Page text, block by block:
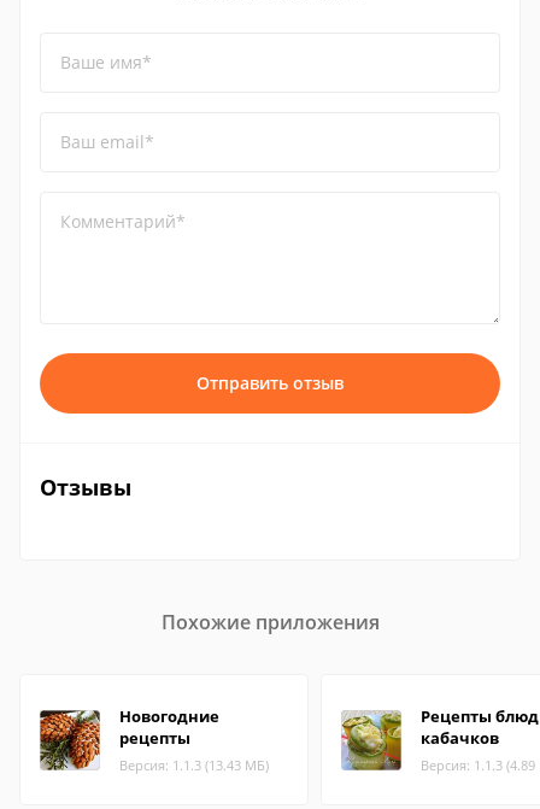
Ваше имя*
Ваш email*
Комментарий*
Отправить отзыв
Отзывы
Похожие приложения
Новогодние
рецепты
Версия: 1.1.3 (13.43 МБ)
Рецепты
кабачков
Версия: 1.1.3